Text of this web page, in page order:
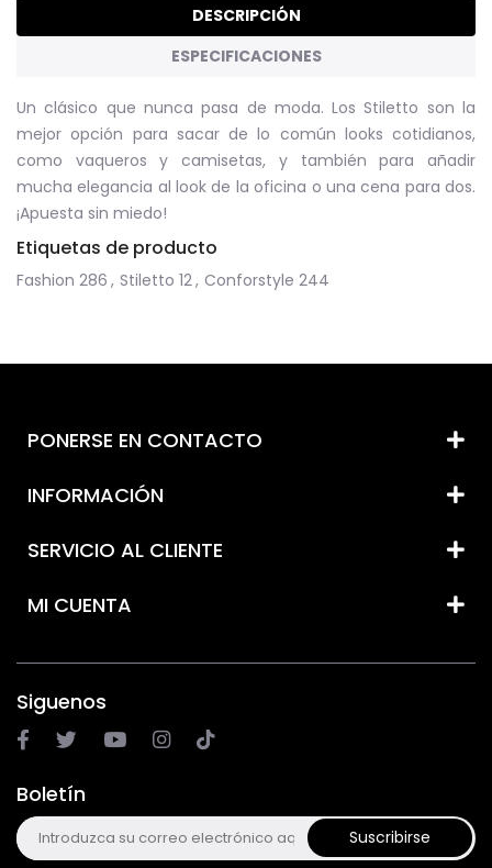
DESCRIPCIÓN
ESPECIFICACIONES
Un clásico que nunca pasa de moda. Los Stiletto son la
mejor opción para sacar de lo común looks cotidianos,
como vaqueros y camisetas, y también para añadir
mucha elegancia al look de la oficina o una cena para dos.
¡Apuesta sin miedo!
Etiquetas de producto
Fashion 286 , Stiletto 12, Conforstyle 244
PONERSE EN CONTACTO
INFORMACIÓN
SERVICIO AL CLIENTE
MI CUENTA
Siguenos
Boletín
Suscribirse